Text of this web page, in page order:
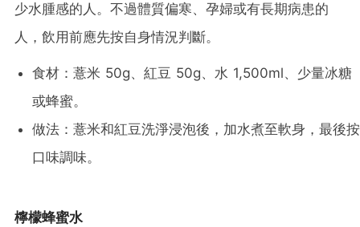
少水腫感的人。不過體質偏寒、孕婦或有長期病患的
人，飲用前應先按自身情況判斷。
食材：薏米 50g、紅豆 50g、水 1,500ml、少量冰糖
或蜂蜜。
做法：薏米和紅豆洗淨浸泡後，加水煮至軟身，最後按
口味調味。
檸檬蜂蜜水